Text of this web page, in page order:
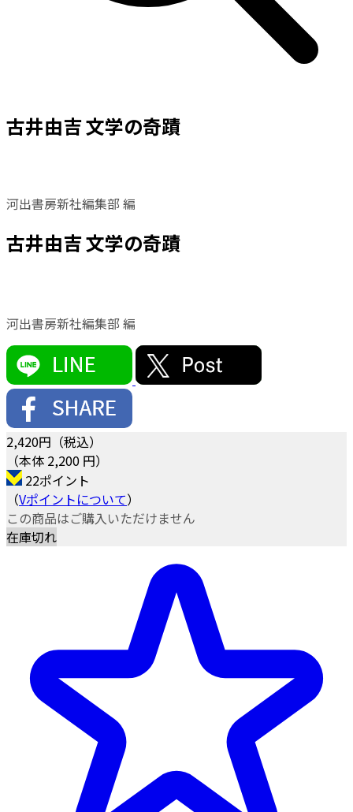
古井由吉 文学の奇蹟
河出書房新社編集部 編
古井由吉 文学の奇蹟
河出書房新社編集部 編
2,420円（税込）
（本体 2,200 円）
22ポイント
（Vポイントについて）
この商品はご購入いただけません
在庫切れ